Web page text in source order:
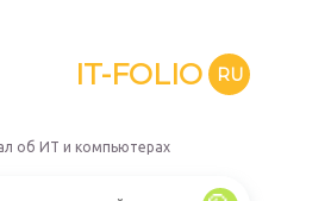
IT-FOLIO RU
об ИТ и компьютерах